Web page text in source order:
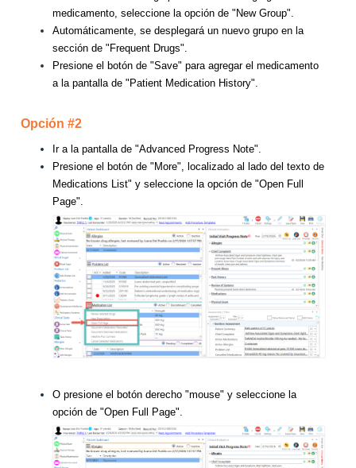
medicamento, seleccione la opción de "New Group".
Automáticamente, se desplegará un nuevo grupo en la
sección de "Frequent Drugs".
Presione el botón de "Save" para agregar el medicamento
a la pantalla de "Patient Medication History".
Opción #2
Ir a la pantalla de "Advanced Progress Note".
Presione el botón de "More", localizado al lado del texto de
Medications List" y seleccione la opción de "Open Full
Page".
O presione el botón derecho "mouse" y seleccione la
opción de "Open Full Page".